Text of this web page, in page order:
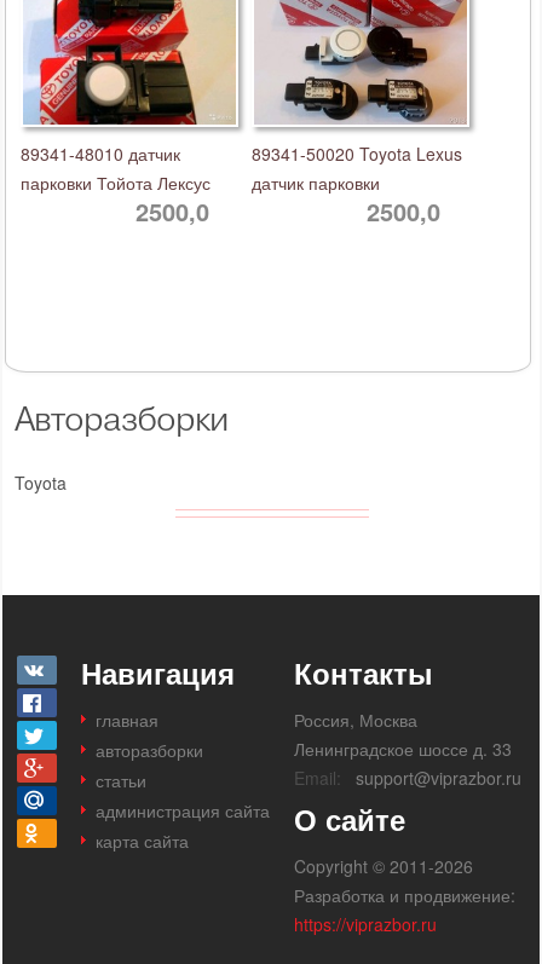
Авторазборки
Toyota
89341-48010 датчик
парковки Тойота Лексус
2500,0
89341-50020 Toyota Lexus
датчик парковки
2500,0
Навигация
главная
авторазборки
статьи
администрация сайта
карта сайта
Контакты
Россия, Москва
Ленинградское шоссе д. 33
Email:
support@viprazbor.ru
О сайте
Copyright © 2011-2026
Разработка и продвижение:
https://viprazbor.ru